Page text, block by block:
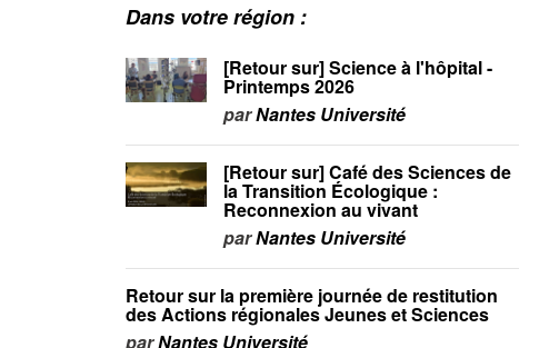
Dans votre région :
[Retour sur] Science à l'hôpital -
Printemps 2026
parNantes Université
[Retour sur] Café des Sciences de
la Transition Écologique :
Reconnexion au vivant
parNantes Université
Retour sur la première journée de restitution
des Actions régionales Jeunes et Sciences
parNantes Université